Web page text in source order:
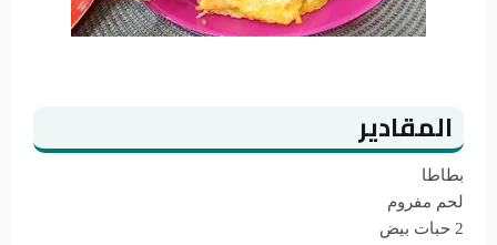
المقادير
بطاطا
لحم مفروم
2 حبات بيض